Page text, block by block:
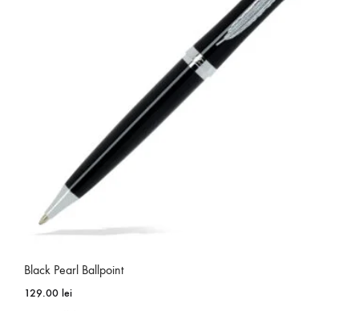
Black Pearl Ballpoint
129.00 lei